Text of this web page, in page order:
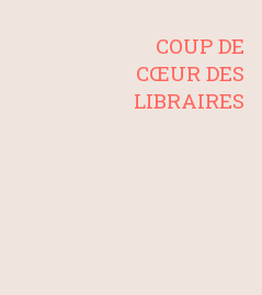
COUP DE
CŒUR DES
LIBRAIRES